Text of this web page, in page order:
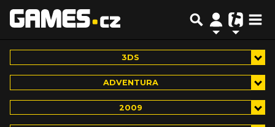
3DS
ADVENTURA
2009